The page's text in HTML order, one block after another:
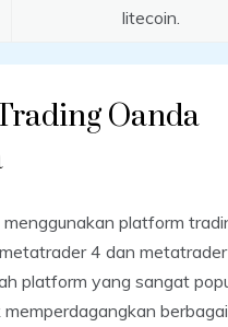
litecoin.
Oanda
platform
4 dan metatrader
platform yang sangat